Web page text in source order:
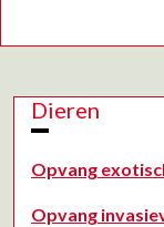
Dieren
Opvang
Opvang